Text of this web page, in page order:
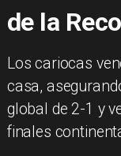
de la
​Los cariocas
casa,
global de 2-1 y
finales